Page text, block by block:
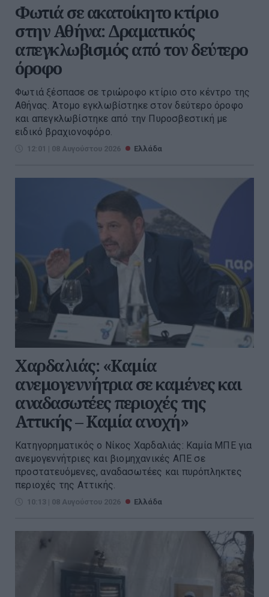
Φωτιά σε ακατοίκητο κτίριο
στην Αθήνα: Δραματικός
απεγκλωβισμός από τον δεύτερο
όροφο
Φωτιά ξέσπασε σε τριώροφο κτίριο στο κέντρο της
Αθήνας. Άτομο εγκλωβίστηκε στον δεύτερο όροφο
και απεγκλωβίστηκε από την Πυροσβεστική με
ειδικό βραχιονοφόρο.
12:01 | 08 Αυγούστου 2026 Ελλάδα
Χαρδαλιάς: «Καμία
ανεμογεννήτρια σε καμένες και
αναδασωτέες περιοχές της
Αττικής – Καμία ανοχή»
Κατηγορηματικός ο Νίκος Χαρδαλιάς: Καμία ΜΠΕ για
ανεμογεννήτριες και βιομηχανικές ΑΠΕ σε
προστατευόμενες, αναδασωτέες και πυρόπληκτες
περιοχές της Αττικής.
10:13 | 08 Αυγούστου 2026 Ελλάδα